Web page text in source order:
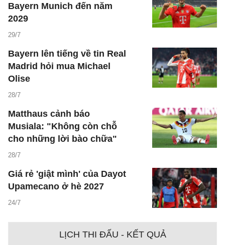
Bayern Munich đến năm
2029
29/7
Bayern lên tiếng về tin Real
Madrid hỏi mua Michael
Olise
28/7
Matthaus cảnh báo
Musiala: "Không còn chỗ
cho những lời bào chữa"
28/7
Giá rẻ 'giật mình' của Dayot
Upamecano ở hè 2027
24/7
LỊCH THI ĐẤU - KẾT QUẢ